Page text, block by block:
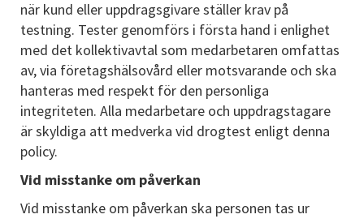
när kund eller uppdragsgivare ställer krav på
testning. Tester genomförs i första hand i enlighet
med det kollektivavtal som medarbetaren omfattas
av, via företagshälsovård eller motsvarande och ska
hanteras med respekt för den personliga
integriteten. Alla medarbetare och uppdragstagare
är skyldiga att medverka vid drogtest enligt denna
policy.
Vid misstanke om påverkan
Vid misstanke om påverkan ska personen tas ur